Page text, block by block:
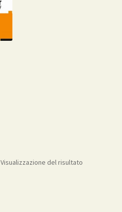
Visualizzazione del risultato